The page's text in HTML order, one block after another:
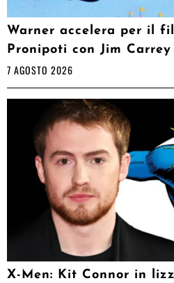
Warner accelera per il
Pronipoti con Jim Carrey
7 AGOSTO 2026
X-Men: Kit Connor in